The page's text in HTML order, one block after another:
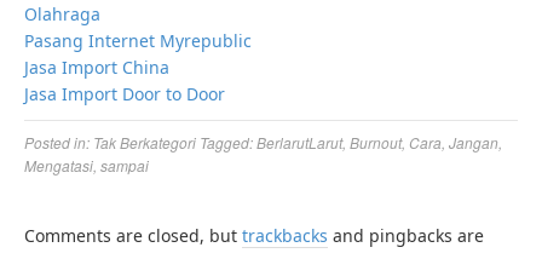
Olahraga
Pasang Internet Myrepublic
Jasa Import China
Jasa Import Door to Door
Posted in: Tak Berkategori Tagged:BerlarutLarut, Burnout, Cara Jangan
Mengatasi sampai
Comments are closed, but trackbacks and pingbacks are